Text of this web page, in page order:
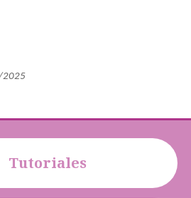
2025
Tutoriales